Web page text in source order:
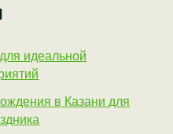
идеальной
в Казани для